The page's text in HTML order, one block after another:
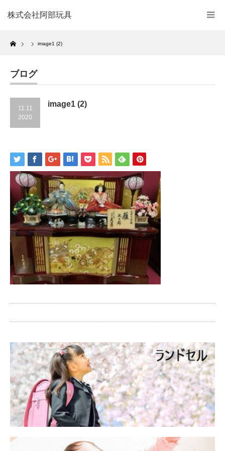
株式会社阿部玩具
Home
image1 (2)
ブログ
11.11
2020
image1 (2)